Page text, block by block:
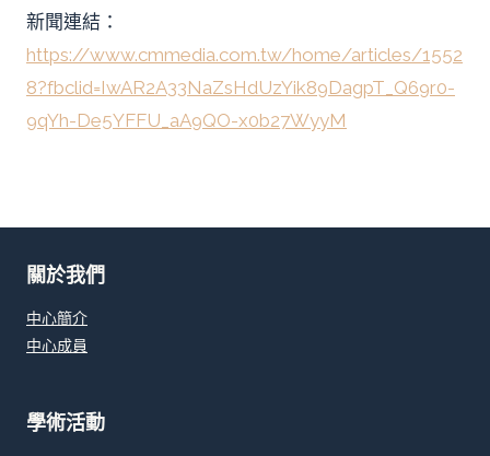
新聞連結：
https://www.cmmedia.com.tw/home/articles/1552
8?fbclid=IwAR2A33NaZsHdUzYik89DagpT_Q69r0-
9qYh-De5YFFU_aA9QO-x0b27WyyM
關於我們
中心簡介
中心成員
學術活動